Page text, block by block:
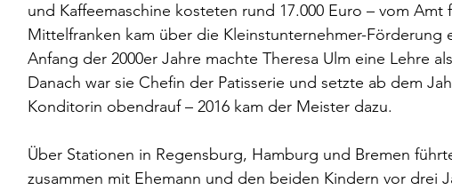
und Kaffeemaschine kosteten rund 17.000 Euro – vom Amt
Mittelfranken kam über die Kleinstunternehmer-Förderung
Anfang der 2000er Jahre machte Theresa Ulm eine Lehre
Danach war sie Chefin der Patisserie und setzte ab dem
Konditorin obendrauf – 2016 kam der Meister dazu.
Über Stationen in Regensburg, Hamburg und Bremen
zusammen mit Ehemann und den beiden Kindern vor drei